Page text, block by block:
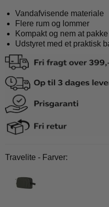
Vandafvisende materiale
Flere rum og lommer
Kompakt og nem at pakke
Udstyret med et praktisk
Travelite - Farver: